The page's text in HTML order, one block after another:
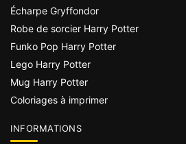
Écharpe Gryffondor
Robe de sorcier Harry Potter
Funko Pop Harry Potter
Lego Harry Potter
Mug Harry Potter
Coloriages à imprimer
INFORMATIONS